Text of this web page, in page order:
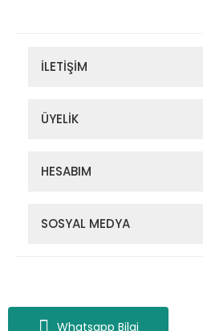
Whatsapp Bilgi
İLETİŞİM
ÜYELİK
HESABIM
SOSYAL MEDYA